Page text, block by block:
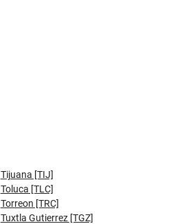
Tijuana [TIJ]
Toluca [TLC]
Torreon [TRC]
Tuxtla Gutierrez [TGZ]